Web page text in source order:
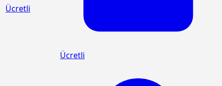
Ücretli
Ücretli